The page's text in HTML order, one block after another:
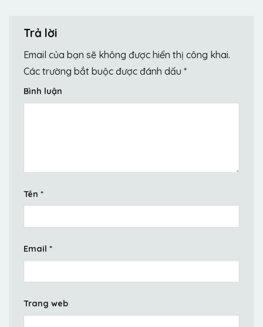
Trả lời
Email của bạn sẽ không được hiển thị công khai.
Các trường bắt buộc được đánh dấu *
Bình luận
Tên *
Email *
Trang web